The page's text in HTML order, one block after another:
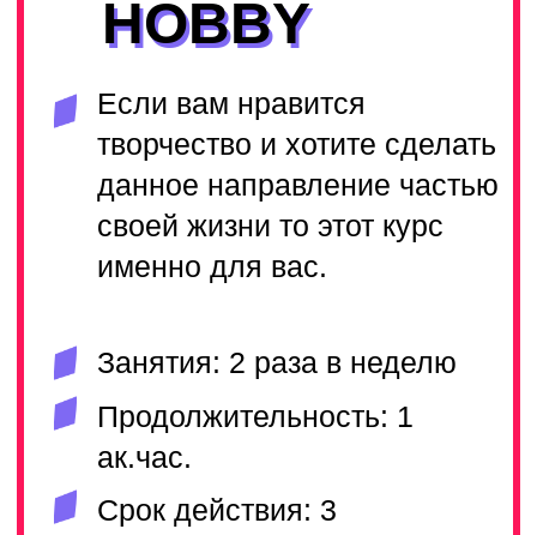
Курс PRO подойдет
амбициознам студентам которые
Занятия: 2-3 раза в неделю
календарных месяца
Продолжительность: 1
ЛУЧШИЕ ПРЕПОДАВАТЕЛИ